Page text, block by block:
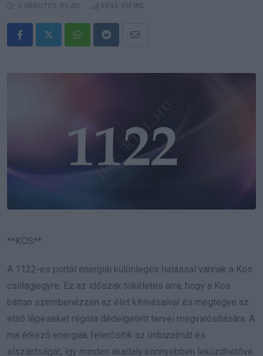
WhatsappRedditShare
Email
**KOS**
A 1122-es portál energiái különleges hatással vannak a Kos
csillagjegyre. Ez az időszak tökéletes arra, hogy a Kos
bátran szembenézzen az élet kihívásaival és megtegye az
első lépéseket régóta dédelgetett tervei megvalósítására. A
ma érkező energiák felerősítik az önbizalmát és
elszántságát, így minden akadály könnyebben leküzdhetővé